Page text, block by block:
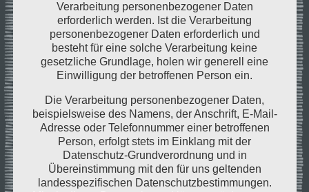
Conlocapasion, so heißt das Unternehmen, das der
43-Jährige Koch Lars Feierabend nach drei Jahren
Planung gegründet hat. Die Corona-Pandemie mag
nicht die beste Zeit sein, aber der
Jungunternehmer sagt: „Gutes Essen ist meine
Leidenschaft, die ich mit den Menschen teilen
möchte. Und das geht am Besten am wechselnden
Orten.“ Lars Feierabend ist Genussmensch, sagt er.
„Ich mag gutes Essen, ich bin gern Gastgeber. Und
ich finde, das Thema Essen wird in Deutschland
Verarbeitung personenbezogener Daten
erforderlich werden. Ist die Verarbeitung
personenbezogener Daten erforderlich und
besteht für eine solche Verarbeitung keine
gesetzliche Grundlage, holen wir generell eine
Einwilligung der betroffenen Person ein.
Die Verarbeitung personenbezogener Daten,
beispielsweise des Namens, der Anschrift, E-Mail-
Adresse oder Telefonnummer einer betroffenen
Person, erfolgt stets im Einklang mit der
Datenschutz-Grundverordnung und in
Übereinstimmung mit den für uns geltenden
landesspezifischen Datenschutzbestimmungen.